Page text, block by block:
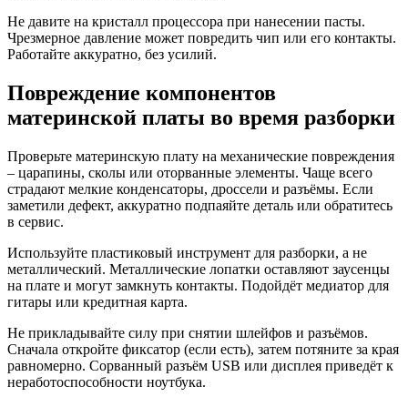
Не давите на кристалл процессора при нанесении пасты.
Чрезмерное давление может повредить чип или его контакты.
Работайте аккуратно, без усилий.
Повреждение компонентов
материнской платы во время разборки
Проверьте материнскую плату на механические повреждения
– царапины, сколы или оторванные элементы. Чаще всего
страдают мелкие конденсаторы, дроссели и разъёмы. Если
заметили дефект, аккуратно подпаяйте деталь или обратитесь
в сервис.
Используйте пластиковый инструмент для разборки, а не
металлический. Металлические лопатки оставляют заусенцы
на плате и могут замкнуть контакты. Подойдёт медиатор для
гитары или кредитная карта.
Не прикладывайте силу при снятии шлейфов и разъёмов.
Сначала откройте фиксатор (если есть), затем потяните за края
равномерно. Сорванный разъём USB или дисплея приведёт к
неработоспособности ноутбука.